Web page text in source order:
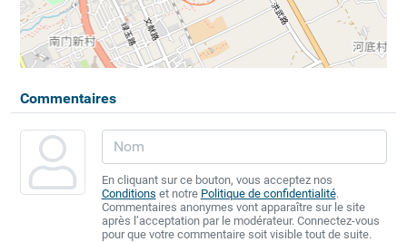
Commentaires
En cliquant sur ce bouton, vous acceptez nos
Conditions et notre Politique de confidentialité.
Commentaires anonymes vont apparaître sur le site
après l’acceptation par le modérateur. Connectez-vous
pour que votre commentaire soit visible tout de suite.